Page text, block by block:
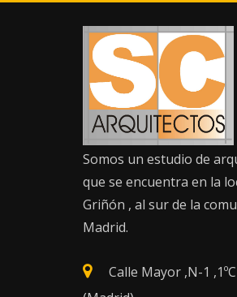
INFORMACIÓN DE
CONTACTO
Somos un estudio de
que se encuentra en la
Griñón , al sur de la
Madrid.
Calle Mayor ,N-1